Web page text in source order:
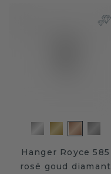
Hanger Royce 585
rosé goud diamant